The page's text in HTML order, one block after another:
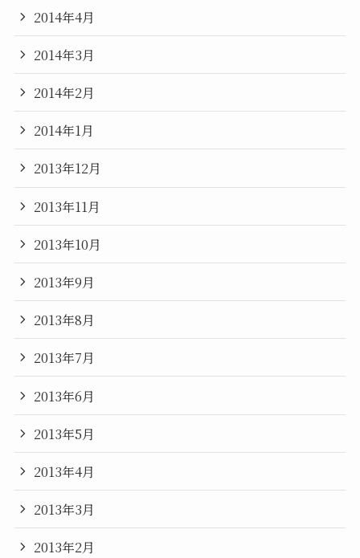
2014年4月
2014年3月
2014年2月
2014年1月
2013年12月
2013年11月
2013年10月
2013年9月
2013年8月
2013年7月
2013年6月
2013年5月
2013年4月
2013年3月
2013年2月